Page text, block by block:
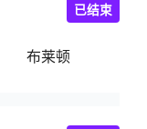
布莱顿
已结束